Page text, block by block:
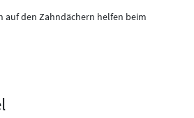
auf den Zahndächern helfen beim